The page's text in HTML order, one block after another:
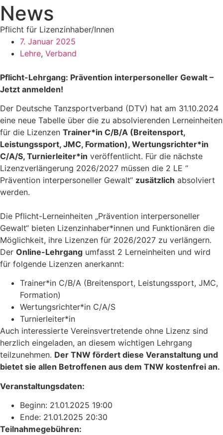
News
Pflicht für Lizenzinhaber/Innen
7. Januar 2025
Lehre, Verband
Pflicht-Lehrgang: Prävention interpersoneller Gewalt –
Jetzt anmelden!
Der Deutsche Tanzsportverband (DTV) hat am 31.10.2024
eine neue Tabelle über die zu absolvierenden Lerneinheiten
für die Lizenzen Trainer*in C/B/A (Breitensport,
Leistungssport, JMC, Formation), Wertungsrichter*in
C/A/S, Turnierleiter*in veröffentlicht. Für die nächste
Lizenzverlängerung 2026/2027 müssen die 2 LE “
Prävention interpersoneller Gewalt“ zusätzlich absolviert
werden.
Die Pflicht-Lerneinheiten „Prävention interpersoneller
Gewalt“ bieten Lizenzinhaber*innen und Funktionären die
Möglichkeit, ihre Lizenzen für 2026/2027 zu verlängern.
Der Online-Lehrgang umfasst 2 Lerneinheiten und wird
für folgende Lizenzen anerkannt:
Trainer*in C/B/A (Breitensport, Leistungssport, JMC,
Formation)
Wertungsrichter*in C/A/S
Turnierleiter*in
Auch interessierte Vereinsvertretende ohne Lizenz sind
herzlich eingeladen, an diesem wichtigen Lehrgang
teilzunehmen. Der TNW fördert diese Veranstaltung und
bietet sie allen Betroffenen aus dem TNW kostenfrei an.
Veranstaltungsdaten:
Beginn: 21.01.2025 19:00
Ende: 21.01.2025 20:30
Teilnahmegebühren: